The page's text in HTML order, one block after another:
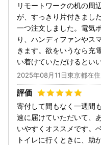
リモートワークの机の周
が、すっきり片付きまし
一つ注文しました。電気
り、ハンディファンやス
きます。欲をいうなら充
い着けていただけるとい
2025年08月11日東京都在住
寄付して間もなく一週間
速に届けていただいて、
いやすくオススメです。
トイレに行くときに、助